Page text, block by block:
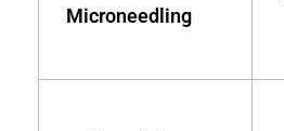
Microneedling